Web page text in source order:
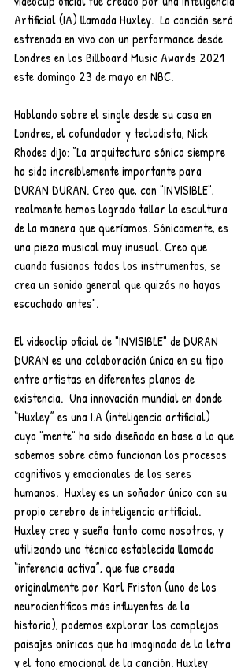
Artificial (IA) llamada Huxley.  La canción será
estrenada en vivo con un performance desde
Londres en los Billboard Music Awards 2021
este domingo 23 de mayo en NBC.
Hablando sobre el single desde su casa en
Londres, el cofundador y tecladista, Nick
Rhodes dijo: “La arquitectura sónica siempre
ha sido increíblemente importante para
DURAN DURAN. Creo que, con "INVISIBLE",
realmente hemos logrado tallar la escultura
de la manera que queríamos. Sónicamente, es
una pieza musical muy inusual. Creo que
cuando fusionas todos los instrumentos, se
crea un sonido general que quizás no hayas
escuchado antes".
El videoclip oficial de "INVISIBLE" de DURAN
DURAN es una colaboración única en su tipo
entre artistas en diferentes planos de
existencia.  Una innovación mundial en donde
“Huxley” es una I.A (inteligencia artificial)
cuya "mente" ha sido diseñada en base a lo que
sabemos sobre cómo funcionan los procesos
cognitivos y emocionales de los seres
humanos.  Huxley es un soñador único con su
propio cerebro de inteligencia artificial.
Huxley crea y sueña tanto como nosotros, y
utilizando una técnica establecida llamada
“inferencia activa”, que fue creada
originalmente por Karl Friston (uno de los
neurocientíficos más influyentes de la
historia), podemos explorar los complejos
paisajes oníricos que ha imaginado de la letra
y el tono emocional de la canción. Huxley